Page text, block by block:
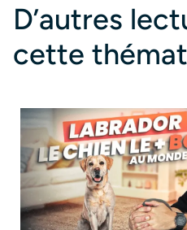
D’autres
cette